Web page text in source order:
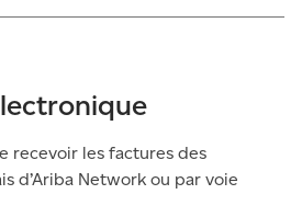
recevoir les factures des
d’Ariba Network ou par voie